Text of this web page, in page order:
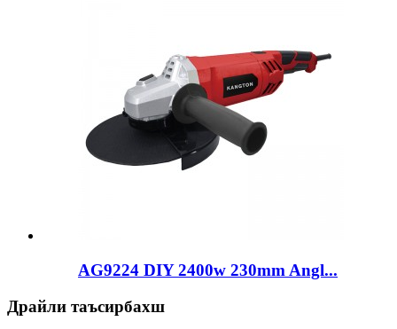
AG9224 DIY 2400w 230mm Angl...
Драйли таъсирбахш